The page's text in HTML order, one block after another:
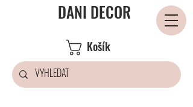
Košík
DANI DECOR